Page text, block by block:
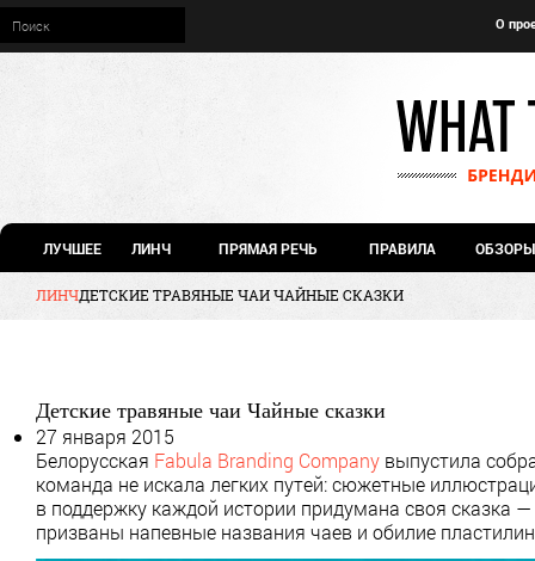
О
ЛУЧШЕЕ ЛИНЧ ПРЯМАЯ РЕЧЬ ПРАВИЛА ОБЗОРЫ
ЛИНЧДЕТСКИЕ ТРАВЯНЫЕ ЧАИ ЧАЙНЫЕ СКАЗКИ
Детские травяные чаи Чайные сказки
27 января 2015
Белорусская Fabula Branding Company выпустила
команда не искала легких путей: сюжетные
в поддержку каждой истории придумана своя
призваны напевные названия чаев и обилие